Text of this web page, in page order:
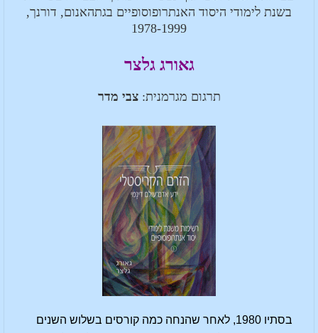
בשנת לימודי היסוד האנתרופוסופיים בגתהאנום, דורנך,
1978-1999
גאורג גלצר
תרגום מגרמנית:צבי מדר
בסתיו 1980, לאחר שהנחה כמה קורסים בשלוש השנים